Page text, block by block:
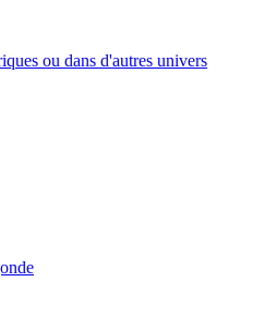
ou dans d'autres univers